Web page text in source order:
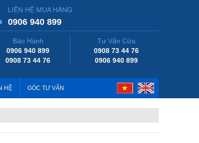
LIÊN HỆ MUA HÀNG
0906 940 899
Bảo Hành
0906 940 899
0908 73 44 76
Tư Vấn Cửa
0908 73 44 76
0906 940 899
HỆ GÓC TƯ VẤN